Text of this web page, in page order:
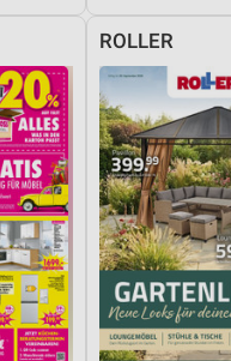
ROLLER